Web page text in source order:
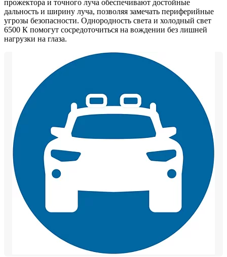
прожектора и точного луча обеспечивают достойные
дальность и ширину луча, позволяя замечать периферийные
угрозы безопасности. Однородность света и холодный свет
6500 К помогут сосредоточиться на вождении без лишней
нагрузки на глаза.